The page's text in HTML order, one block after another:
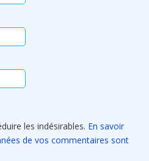
les indésirables. En savoir
de vos commentaires sont